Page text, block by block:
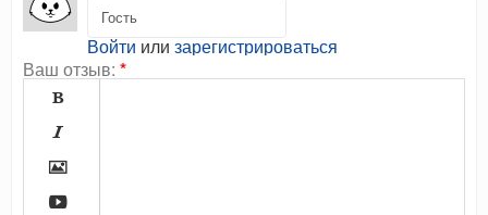
Войти или зарегистрироваться
Ваш отзыв: *



